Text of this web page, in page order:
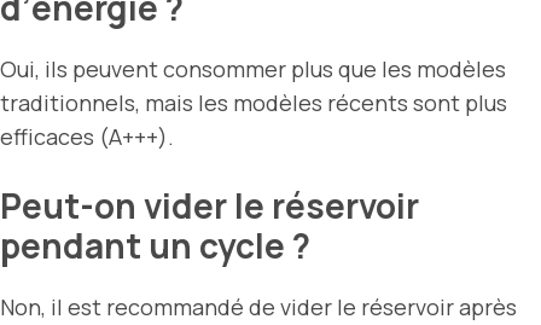
Oui, ils peuvent consommer plus que les modèles
traditionnels, mais les modèles récents sont plus
efficaces (A+++).
Peut-on vider le réservoir
pendant un cycle ?
Non, il est recommandé de vider le réservoir après